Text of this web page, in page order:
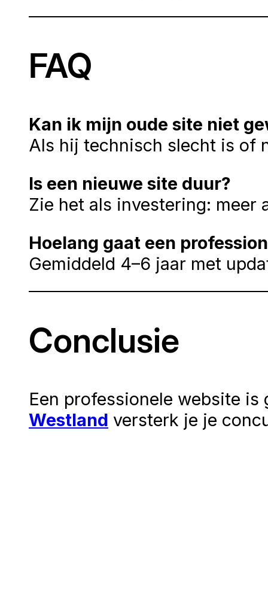
FAQ
Kan ik mijn oude site niet
Als hij technisch slecht is of
Is een nieuwe site duur?
Zie het als investering: meer
Hoelang gaat een
Gemiddeld 4–6 jaar met
Conclusie
Een professionele website
Westland versterk je je